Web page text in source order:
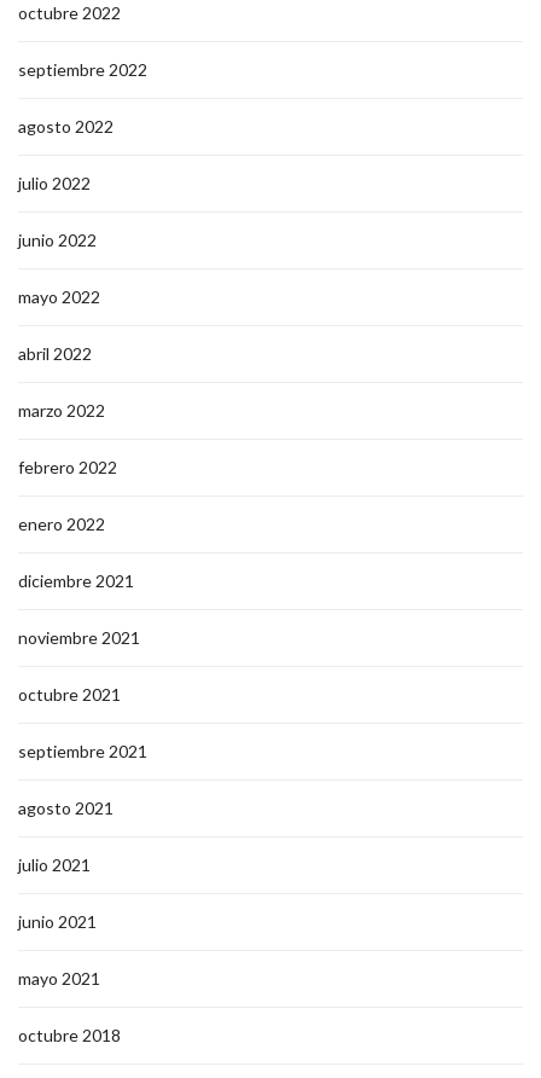
octubre 2022
septiembre 2022
agosto 2022
julio 2022
junio 2022
mayo 2022
abril 2022
marzo 2022
febrero 2022
enero 2022
diciembre 2021
noviembre 2021
octubre 2021
septiembre 2021
agosto 2021
julio 2021
junio 2021
mayo 2021
octubre 2018